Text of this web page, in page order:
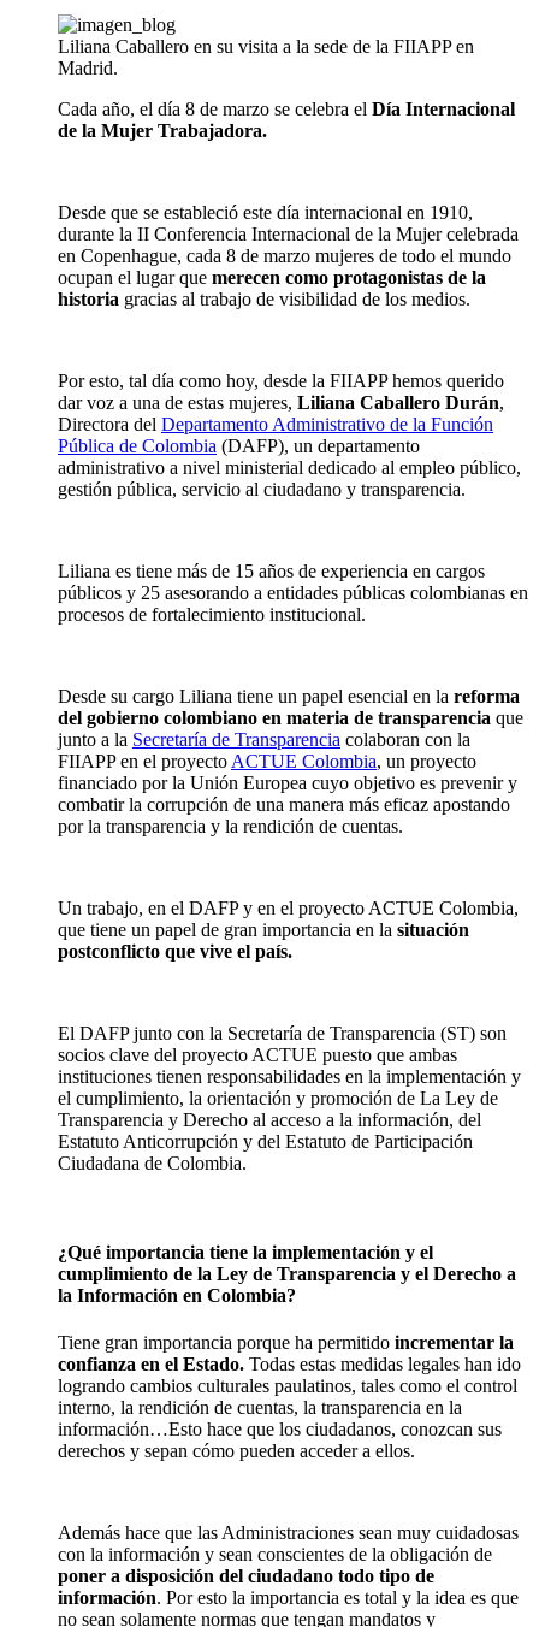
Liliana Caballero en su visita a la sede de la FIIAPP en
Madrid.
Cada año, el día 8 de marzo se celebra el Día Internacional
de la Mujer Trabajadora.
Desde que se estableció este día internacional en 1910,
durante la II Conferencia Internacional de la Mujer celebrada
en Copenhague, cada 8 de marzo mujeres de todo el mundo
ocupan el lugar que merecen como protagonistas de la
historia gracias al trabajo de visibilidad de los medios.
Por esto, tal día como hoy, desde la FIIAPP hemos querido
dar voz a una de estas mujeres, Liliana Caballero Durán,
Directora del Departamento Administrativo de la Función
Pública de Colombia (DAFP), un departamento
administrativo a nivel ministerial dedicado al empleo público,
gestión pública, servicio al ciudadano y transparencia.
Liliana es tiene más de 15 años de experiencia en cargos
públicos y 25 asesorando a entidades públicas colombianas en
procesos de fortalecimiento institucional.
Desde su cargo Liliana tiene un papel esencial en la reforma
del gobierno colombiano en materia de transparencia que
junto a la Secretaría de Transparencia colaboran con la
FIIAPP en el proyecto ACTUE Colombia, un proyecto
financiado por la Unión Europea cuyo objetivo es prevenir y
combatir la corrupción de una manera más eficaz apostando
por la transparencia y la rendición de cuentas.
Un trabajo, en el DAFP y en el proyecto ACTUE Colombia,
que tiene un papel de gran importancia en la situación
postconflicto que vive el país.
El DAFP junto con la Secretaría de Transparencia (ST) son
socios clave del proyecto ACTUE puesto que ambas
instituciones tienen responsabilidades en la implementación y
el cumplimiento, la orientación y promoción de La Ley de
Transparencia y Derecho al acceso a la información, del
Estatuto Anticorrupción y del Estatuto de Participación
Ciudadana de Colombia.
¿Qué importancia tiene la implementación y el
cumplimiento de la Ley de Transparencia y el Derecho a
la Información en Colombia?
Tiene gran importancia porque ha permitido incrementar la
confianza en el Estado. Todas estas medidas legales han ido
logrando cambios culturales paulatinos, tales como el control
interno, la rendición de cuentas, la transparencia en la
información…Esto hace que los ciudadanos, conozcan sus
derechos y sepan cómo pueden acceder a ellos.
Además hace que las Administraciones sean muy cuidadosas
con la información y sean conscientes de la obligación de
poner a disposición del ciudadano todo tipo de
información. Por esto la importancia es total y la idea es que
no sean solamente normas que tengan mandatos y